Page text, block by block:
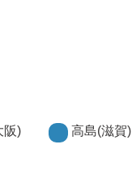
阪) 高島(滋賀)